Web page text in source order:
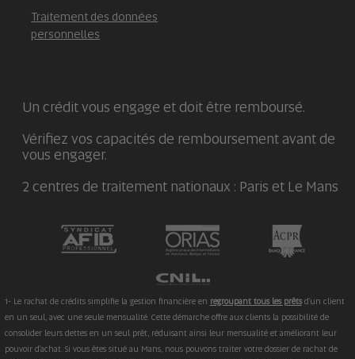
Traitement des données
personnelles
Un crédit vous engage et doit être remboursé.
Vérifiez vos capacités de remboursement avant de
vous engager.
2 centres de traitement nationaux : Paris et Le Mans
1- Le rachat de crédits simplifie la gestion financière en regroupant tous les prêtsd'un client
en un seul, avec une seule mensualité. Cette démarche offre aux clients la possibilité de
consolider leurs dettes en un seul prêt, réduisant ainsi leur mensualité et améliorant leur
pouvoir d'achat. Si vous êtes situé au Mans, nous pouvons traiter votre dossier de rachat de